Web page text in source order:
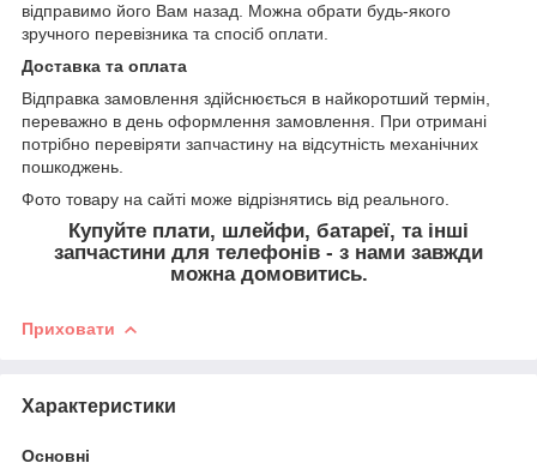
відправимо його Вам назад. Можна обрати будь-якого
зручного перевізника та спосіб оплати.
Доставка та оплата
Відправка замовлення здійснюється в найкоротший термін,
переважно в день оформлення замовлення. При отримані
потрібно перевіряти запчастину на відсутність механічних
пошкоджень.
Фото товару на сайті може відрізнятись від реального.
Купуйте плати, шлейфи, батареї, та інші
запчастини для телефонів - з нами завжди
можна домовитись.
Приховати
Характеристики
Основні